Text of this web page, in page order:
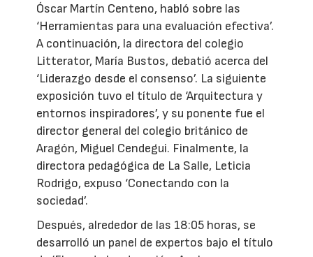
Óscar Martín Centeno, habló sobre las
‘Herramientas para una evaluación efectiva’.
A continuación, la directora del colegio
Litterator, María Bustos, debatió acerca del
‘Liderazgo desde el consenso’. La siguiente
exposición tuvo el título de ‘Arquitectura y
entornos inspiradores’, y su ponente fue el
director general del colegio británico de
Aragón, Miguel Cendegui. Finalmente, la
directora pedagógica de La Salle, Leticia
Rodrigo, expuso ‘Conectando con la
sociedad’.
Después, alrededor de las 18:05 horas, se
desarrolló un panel de expertos bajo el título